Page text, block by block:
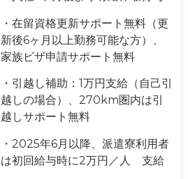
・在留資格更新サポート無料（更
新後6ヶ月以上勤務可能な方）、
家族ビザ申請サポート無料
・引越し補助：1万円支給（自己引
越しの場合）、270km圏内は引
越しサポート無料
・2025年6月以降、派遣寮利用者
は初回給与時に2万円／人 支給